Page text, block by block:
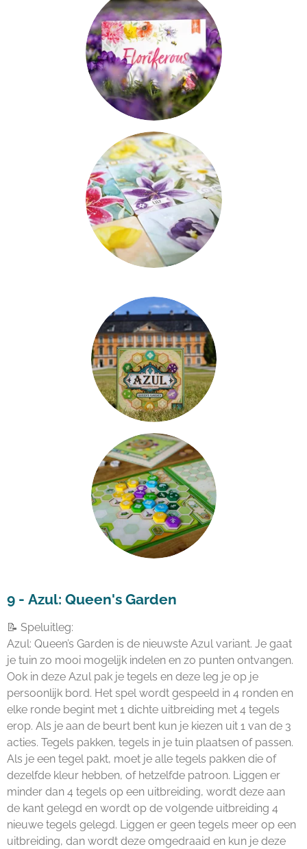
9 - Azul: Queen's Garden
📝 Speluitleg:
Azul: Queen’s Garden is de nieuwste Azul variant. Je gaat
je tuin zo mooi mogelijk indelen en zo punten ontvangen.
Ook in deze Azul pak je tegels en deze leg je op je
persoonlijk bord. Het spel wordt gespeeld in 4 ronden en
elke ronde begint met 1 dichte uitbreiding met 4 tegels
erop. Als je aan de beurt bent kun je kiezen uit 1 van de 3
acties. Tegels pakken, tegels in je tuin plaatsen of passen.
Als je een tegel pakt, moet je alle tegels pakken die of
dezelfde kleur hebben, of hetzelfde patroon. Liggen er
minder dan 4 tegels op een uitbreiding, wordt deze aan
de kant gelegd en wordt op de volgende uitbreiding 4
nieuwe tegels gelegd. Liggen er geen tegels meer op een
uitbreiding, dan wordt deze omgedraaid en kun je deze